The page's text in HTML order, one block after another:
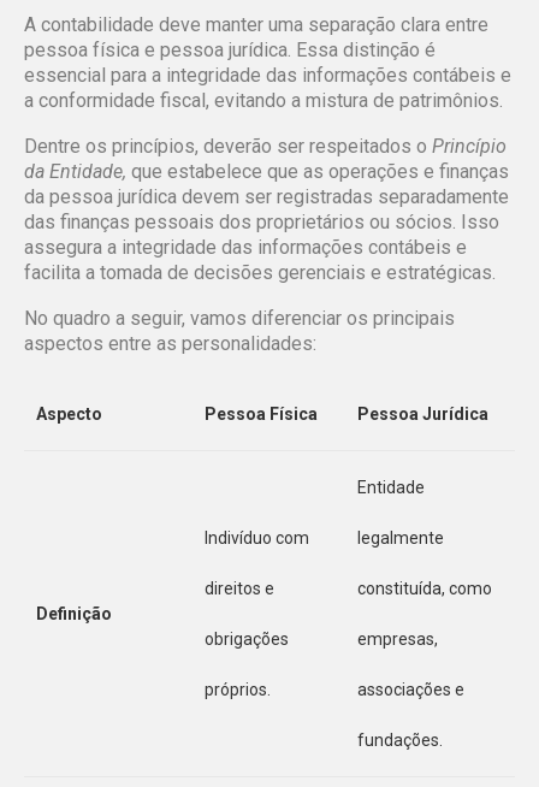
A contabilidade deve manter uma separação clara entre
pessoa física e pessoa jurídica. Essa distinção é
essencial para a integridade das informações contábeis e
a conformidade fiscal, evitando a mistura de patrimônios.
Dentre os princípios, deverão ser respeitados o Princípio
da Entidade, que estabelece que as operações e finanças
da pessoa jurídica devem ser registradas separadamente
das finanças pessoais dos proprietários ou sócios. Isso
assegura a integridade das informações contábeis e
facilita a tomada de decisões gerenciais e estratégicas.
No quadro a seguir, vamos diferenciar os principais
aspectos entre as personalidades:
Aspecto Pessoa Física Pessoa Jurídica
Definição
Indivíduo com
direitos e
obrigações
próprios.
Entidade
legalmente
constituída, como
empresas,
associações e
fundações.